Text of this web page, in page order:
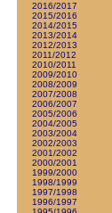
2016/2017
2015/2016
2014/2015
2013/2014
2012/2013
2011/2012
2010/2011
2009/2010
2008/2009
2007/2008
2006/2007
2005/2006
2004/2005
2003/2004
2002/2003
2001/2002
2000/2001
1999/2000
1998/1999
1997/1998
1996/1997